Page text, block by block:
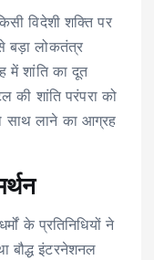
विदेशी शक्ति पर
बड़ा लोकतंत्र
में शांति का दूत
की शांति परंपरा को
साथ लाने का आग्रह
के प्रतिनिधियों ने
बौद्ध इंटरनेशनल